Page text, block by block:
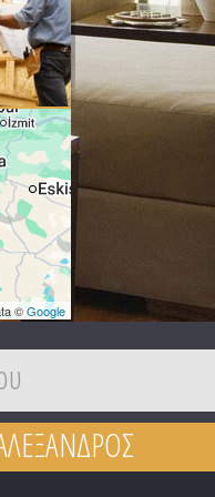
©Google